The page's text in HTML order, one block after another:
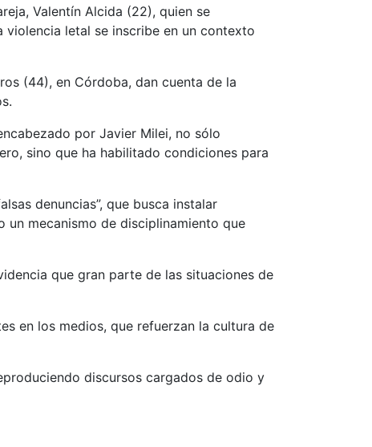
Valentín Alcida (22), quien se
violencia letal se inscribe en un contexto
(44), en Córdoba, dan cuenta de la
por Javier Milei, no sólo
sino que ha habilitado condiciones para
denuncias”, que busca instalar
un mecanismo de disciplinamiento que
que gran parte de las situaciones de
en los medios, que refuerzan la cultura de
discursos cargados de odio y